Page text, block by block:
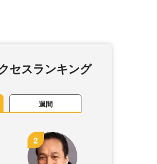
セスランキング
週間